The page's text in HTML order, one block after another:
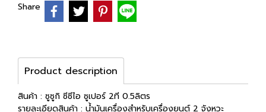
Share
Product description
สินค้า : ซูซูกิ ซีซีไอ ซูเปอร์ 2ที 0.5ลิตร
รายละเอียดสินค้า : น้ำมันเครื่องสำหรับเครื่องยนต์ 2 จังหวะ